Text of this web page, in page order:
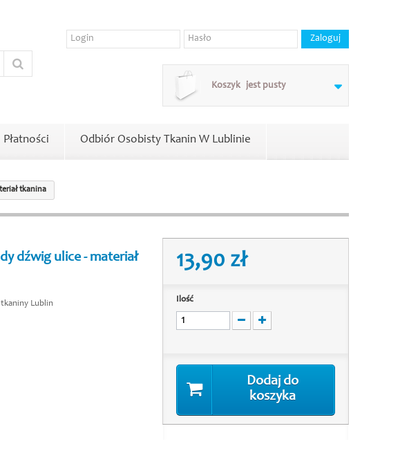
Koszyk jest pusty
Płatności Odbiór Osobisty Tkanin W Lublinie
tkanina
dźwig ulice - materiał
Lublin
13,90 zł
Ilość
Dodaj do
koszyka